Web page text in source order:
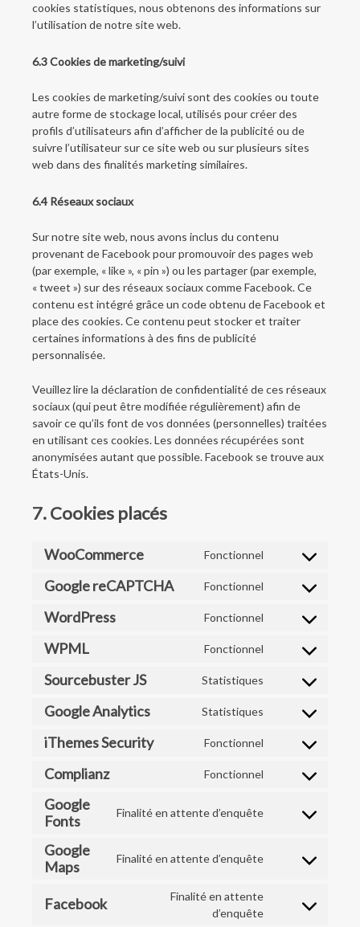
cookies statistiques, nous obtenons des informations sur
l’utilisation de notre site web.
6.3 Cookies de marketing/suivi
Les cookies de marketing/suivi sont des cookies ou toute
autre forme de stockage local, utilisés pour créer des
profils d’utilisateurs afin d’afficher de la publicité ou de
suivre l’utilisateur sur ce site web ou sur plusieurs sites
web dans des finalités marketing similaires.
6.4 Réseaux sociaux
Sur notre site web, nous avons inclus du contenu
provenant de Facebook pour promouvoir des pages web
(par exemple, « like », « pin ») ou les partager (par exemple,
« tweet ») sur des réseaux sociaux comme Facebook. Ce
contenu est intégré grâce un code obtenu de Facebook et
place des cookies. Ce contenu peut stocker et traiter
certaines informations à des fins de publicité
personnalisée.
Veuillez lire la déclaration de confidentialité de ces réseaux
sociaux (qui peut être modifiée régulièrement) afin de
savoir ce qu’ils font de vos données (personnelles) traitées
en utilisant ces cookies. Les données récupérées sont
anonymisées autant que possible. Facebook se trouve aux
États-Unis.
7. Cookies placés
WooCommerce Fonctionnel
Consent
service
woocommerce
Google reCAPTCHA Fonctionnel
Consent
service
google-
WordPress Fonctionnel
Consent
service
wordpress
WPML Fonctionnel
Consent
service
Sourcebuster JS Statistiques
Consent
service
sourcebuster-
Google Analytics Statistiques
Consent
service
google-
iThemes Security Fonctionnel
Consent
service
security
Complianz Fonctionnel
Consent
service
Google
Fonts
Finalité en attente d’enquête
Consent
service
Google
Maps
Finalité en attente d’enquête
Consent
service
Facebook
Finalité en attente
d’enquête
Consent